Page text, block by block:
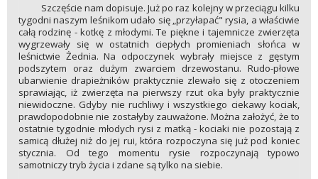
Szczęście nam dopisuje. Już po raz kolejny w przeciągu kilku
tygodni naszym leśnikom udało się „przyłapać" rysia, a właściwie
całą rodzinę - kotkę z młodymi. Te piękne i tajemnicze zwierzęta
wygrzewały się w ostatnich ciepłych promieniach słońca w
leśnictwie Żednia. Na odpoczynek wybrały miejsce z gęstym
podszytem oraz dużym zwarciem drzewostanu. Rudo-płowe
ubarwienie drapieżników praktycznie zlewało się z otoczeniem
sprawiając, iż zwierzęta na pierwszy rzut oka były praktycznie
niewidoczne. Gdyby nie ruchliwy i wszystkiego ciekawy kociak,
prawdopodobnie nie zostałyby zauważone. Można założyć, że to
ostatnie tygodnie młodych rysi z matką - kociaki nie pozostają z
samicą dłużej niż do jej rui, która rozpoczyna się już pod koniec
stycznia. Od tego momentu rysie rozpoczynają typowo
samotniczy tryb życia i zdane są tylko na siebie.